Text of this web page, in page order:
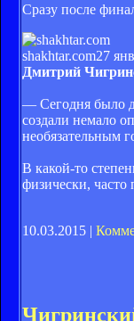
Сразу после
shakhtar.com27
Дмитрий
— Сегодня было
создали немало
необязательным
В какой-то
физически, часто
10.03.2015 |